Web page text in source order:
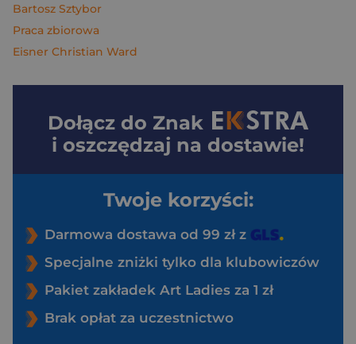
Bartosz Sztybor
Praca zbiorowa
Eisner Christian Ward
Dołącz do Znak
i oszczędzaj na dostawie!
Twoje korzyści:
Darmowa dostawa od 99 zł z
Specjalne zniżki tylko dla klubowiczów
Pakiet zakładek Art Ladies za 1 zł
Brak opłat za uczestnictwo